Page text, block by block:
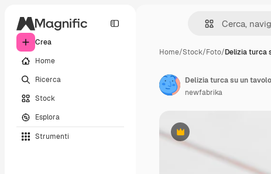
Crea
Home
Ricerca
Stock
Esplora
Strumenti
Home/Stock/Foto/Delizia turca
Premium
Delizia turca su un
newfabrika